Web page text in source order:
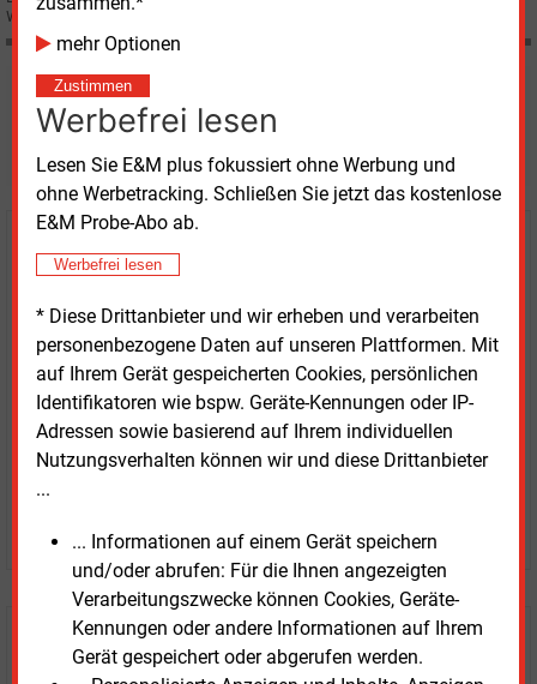
mehr Optionen
Zustimmen
Werbefrei lesen
Lesen Sie E&M plus fokussiert ohne Werbung und
ohne Werbetracking. Schließen Sie jetzt das kostenlose
E&M Probe-Abo ab.
Werbefrei lesen
* Diese Drittanbieter und wir erheben und verarbeiten
personenbezogene Daten auf unseren Plattformen. Mit
auf Ihrem Gerät gespeicherten Cookies, persönlichen
Identifikatoren wie bspw. Geräte-Kennungen oder IP-
Adressen sowie basierend auf Ihrem individuellen
Nutzungsverhalten können wir und diese Drittanbieter
...
... Informationen auf einem Gerät speichern
und/oder abrufen: Für die Ihnen angezeigten
Verarbeitungszwecke können Cookies, Geräte-
Kennungen oder andere Informationen auf Ihrem
Gerät gespeichert oder abgerufen werden.
Wärmebereich.
Möchten Sie diese und
weitere Nachrichten lesen?
Kaufen Sie den Artikel
erhalten Sie sofort diesen redaktionellen Beitrag für
8.93
Testen SieE&M
kostenlos und